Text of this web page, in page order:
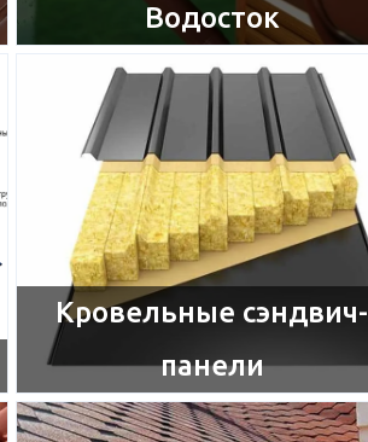
Водосток
Кровельные сэндвич-
панели​